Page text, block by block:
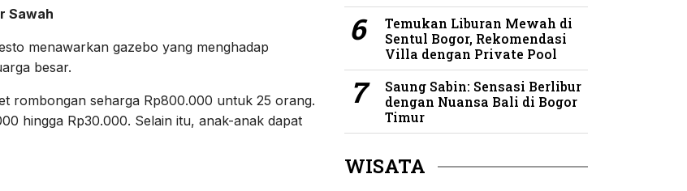
Sawah
menawarkan gazebo yang menghadap
besar.
rombongan seharga Rp800.000 untuk 25 orang.
hingga Rp30.000. Selain itu, anak-anak dapat
Temukan Liburan Mewah di
Sentul Bogor, Rekomendasi
Villa dengan Private Pool
Saung Sabin: Sensasi Berlibur
dengan Nuansa Bali di Bogor
Timur
WISATA